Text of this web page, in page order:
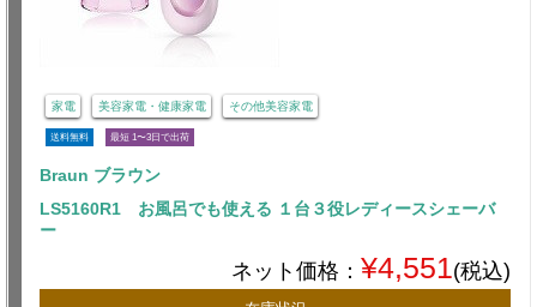
家電 美容家電・健康家電 その他美容家電
送料無料 最短 1〜3日で出荷
Braun ブラウン
LS5160R1 お風呂でも使える １台３役レディースシェーバ
ー
ネット価格： ¥4,551(税込)